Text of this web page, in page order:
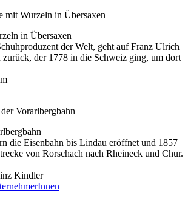
in Übersaxen
der Welt, geht auf Franz Ulrich
zurück, der 1778 in die Schweiz ging, um dort
die Eisenbahn bis Lindau eröffnet und 1857
von Rorschach nach Rheineck und Chur.
Kindler